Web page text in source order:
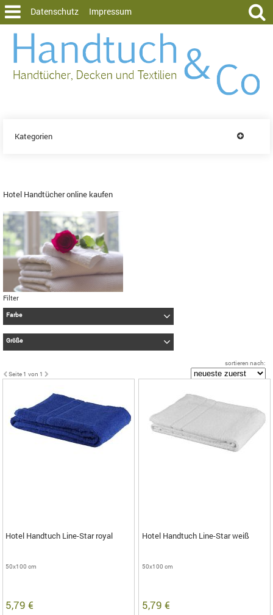
Datenschutz Impressum
Kategorien
Hotel Handtücher online kaufen
Filter
Farbe
blau
Größe
Übernehmen
Seite 1 von 1
sortieren nach:
Hotel Handtuch Line-Star royal
50x100 cm
5,79 €
Hotel Handtuch Line-Star weiß
50x100 cm
5,79 €